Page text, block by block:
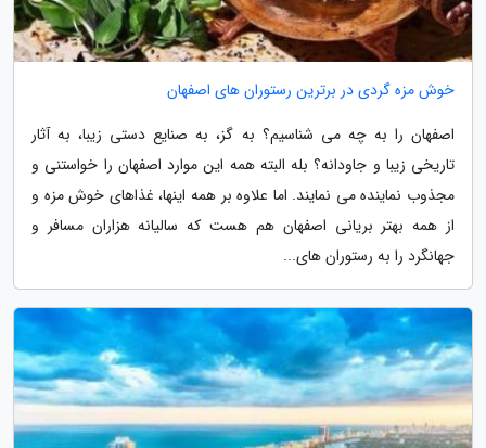
خوش مزه گردی در برترین رستوران های اصفهان
اصفهان را به چه می شناسیم؟ به گز، به صنایع دستی زیبا، به آثار
تاریخی زیبا و جاودانه؟ بله البته همه این موارد اصفهان را خواستنی و
مجذوب نماینده می نمایند. اما علاوه بر همه اینها، غذاهای خوش مزه و
از همه بهتر بریانی اصفهان هم هست که سالیانه هزاران مسافر و
جهانگرد را به رستوران های...